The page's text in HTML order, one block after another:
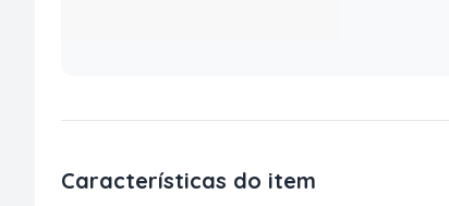
Características do item